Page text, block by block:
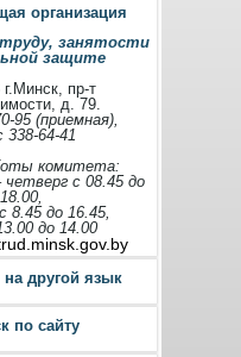
организация
занятости
защите
г.Минск, пр-т
д. 79.
95 (приемная),
338-64-41
комитета:
четверг с 08.45 до
18.00,
8.45 до 16.45,
до 14.00
на другой язык
по сайту